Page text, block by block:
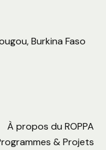
Burkina Faso
À propos du ROPPA
& Projets